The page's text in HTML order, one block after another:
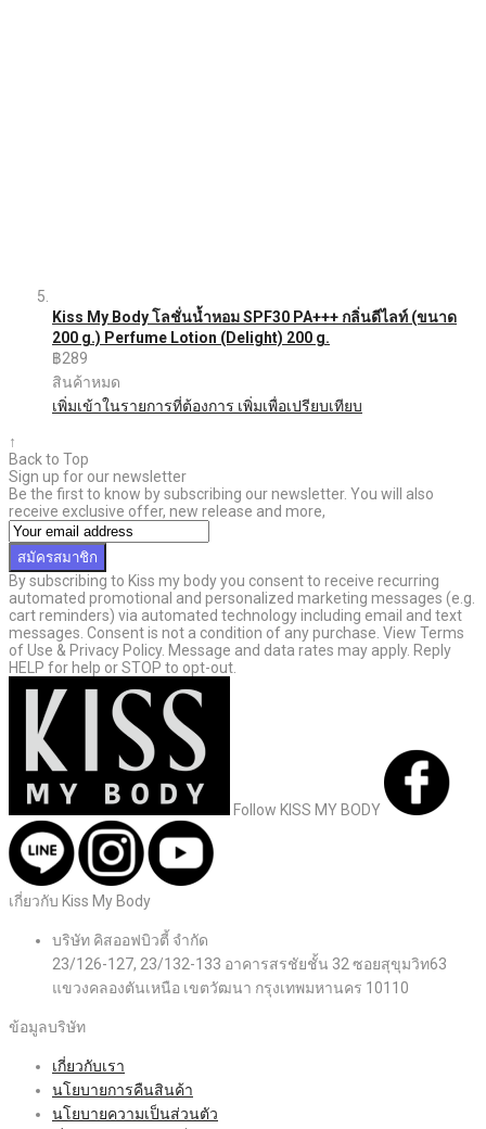
Kiss My Body โลชั่นน้ำหอม SPF30 PA+++ กลิ่นดีไลท์ (ขนาด
200 g.) Perfume Lotion (Delight) 200 g.
฿289
สินค้าหมด
เพิ่มเข้าในรายการที่ต้องการ เพิ่มเพื่อเปรียบเทียบ
↑
Back to Top
Sign up for our newsletter
Be the first to know by subscribing our newsletter. You will also
receive exclusive offer, new release and more,
สมัครสมาชิก
By subscribing to Kiss my body you consent to receive recurring
automated promotional and personalized marketing messages (e.g.
cart reminders) via automated technology including email and text
messages. Consent is not a condition of any purchase. View Terms
of Use & Privacy Policy. Message and data rates may apply. Reply
HELP for help or STOP to opt-out.
Follow KISS MY BODY
เกี่ยวกับ Kiss My Body
บริษัท คิสออฟบิวตี้ จำกัด
23/126-127, 23/132-133 อาคารสรชัยชั้น 32 ซอยสุขุมวิท63
แขวงคลองตันเหนือ เขตวัฒนา กรุงเทพมหานคร 10110
ข้อมูลบริษัท
เกี่ยวกับเรา
นโยบายการคืนสินค้า
นโยบายความเป็นส่วนตัว